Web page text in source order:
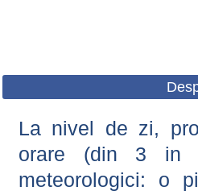
La nivel de zi,
orare (din 3 in
meteorologici: o